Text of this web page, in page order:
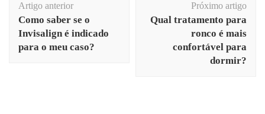
de
post
Artigo anterior
Como saber se o
Invisalign é indicado
para o meu caso?
Próximo artigo
Qual tratamento para
ronco é mais
confortável para
dormir?